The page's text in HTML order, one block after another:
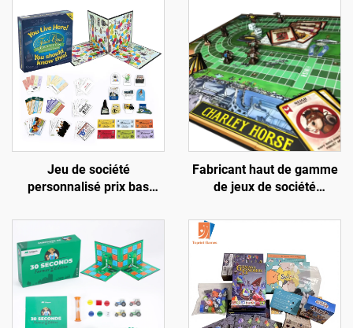
Jeu de société
personnalisé prix bas
papier haute technologie
Jeu de groupe amusant
Monopoli
Fabricant haut de gamme
de jeux de société
Monopoli, jeux de cartes
pour financement
participatif, jeux de table,
commande en vrac,
cadeau